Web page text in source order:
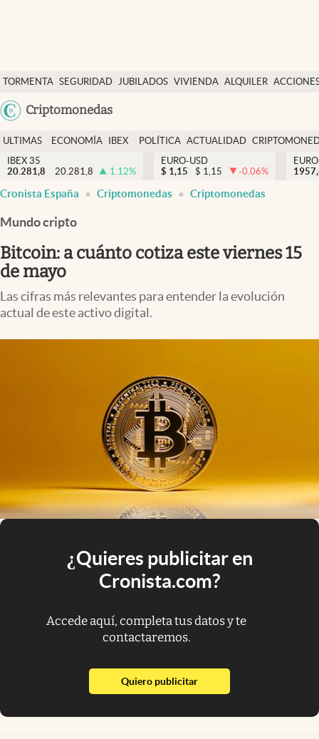
TORMENTA SEGURIDAD JUBILADOS VIVIENDA ALQUILER
Colombia
Criptomonedas
Economía y finanzas
Política
Actualidad
Criptomonedas
España
ULTIMAS
NOTICIAS
ECONOMÍA
FINANZAS
IBEX
EURO
POLÍTICA ACTUALIDAD
IBEX 35
20.281,8
20.281,8 1.12%
EURO-USD
$ 1,15 $ 1,15 -0.06%
Cronista España Criptomonedas Criptomonedas
Mundo cripto
Bitcoin: a cuánto cotiza este viernes 15
de mayo
Las cifras más relevantes para entender la evolución
actual de este activo digital.
¿Quieres publicitar en
Cronista.com?
Accede aquí, completa tus datos y te
contactaremos.
Quiero publicitarabre en nueva pestaña